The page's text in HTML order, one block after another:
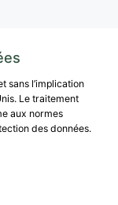
sans l’implication
Le traitement
aux normes
des données.